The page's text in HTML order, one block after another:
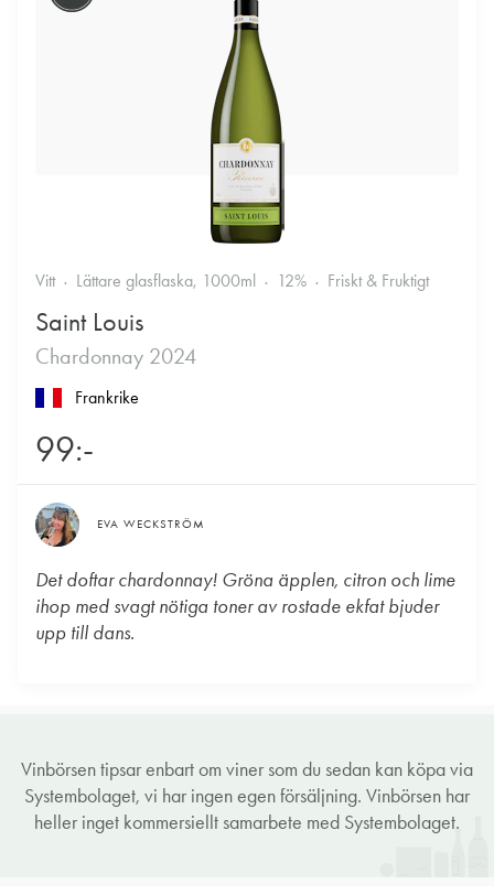
Vitt Lättare glasflaska, 1000ml 12% Friskt & Fruktigt
Saint Louis
Chardonnay 2024
Frankrike
99:-
EVA WECKSTRÖM
Det doftar chardonnay! Gröna äpplen, citron och lime
ihop med svagt nötiga toner av rostade ekfat bjuder
upp till dans.
Vinbörsen tipsar enbart om viner som du sedan kan köpa via
Systembolaget, vi har ingen egen försäljning. Vinbörsen har
heller inget kommersiellt samarbete med Systembolaget.